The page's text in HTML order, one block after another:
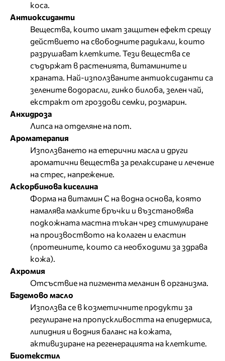
коса.
Антиоксиданти
Вещества, които имат защитен ефект срещу
действието на свободните радикали, които
разрушават клетките. Тези вещества се
съдържат в растенията, витамините и
храната. Най-използваните антиоксиданти са
зелените водорасли, гинко билоба, зелен чай,
екстракт от гроздови семки, розмарин.
Анхидроза
Липса на отделяне на пот.
Ароматерапия
Използването на етерични масла и други
ароматични вещества за релаксиране и лечение
на стрес, напрежение.
Аскорбинова киселина
Форма на витамин С на водна основа, която
намалява малките бръчки и възстановява
подкожната мастна тъкан чрез стимулиране
на произвоството на колаген и еластин
(протеините, които са необходими за здрава
кожа).
Ахромия
Отсъствие на пигмента меланин в организма.
Бадемово масло
Използва се в козметичните продукти за
регулиране на пропускливостта на епидермиса,
липидния и водния баланс на кожата,
активизиране на регенерацията на клетките.
Биотекстил